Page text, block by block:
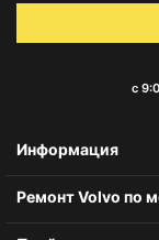
с
Информация
Ремонт Volvo по